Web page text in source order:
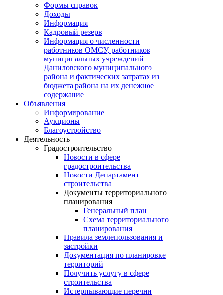
Формы справок
Доходы
Информация
Кадровый резерв
Информация о численности
работников ОМСУ, работников
муниципальных учреждений
Даниловского муниципального
района и фактических затратах из
бюджета района на их денежное
содержание
Объявления
Информирование
Аукционы
Благоустройство
Деятельность
Градостроительство
Новости в сфере
градостроительства
Новости Департамент
строительства
Документы территориального
планирования
Генеральный план
Схема территориального
планирования
Правила землепользования и
застройки
Документация по планировке
территорий
Получить услугу в сфере
строительства
Исчерпывающие перечни